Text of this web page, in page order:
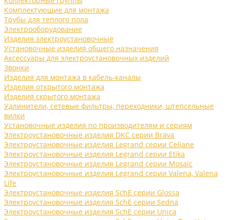
Комплектующие для монтажа
Трубы для теплого пола
Электрооборудование
Изделия электроустановочные
Установочные изделия общего назначения
Аксессуары для электроустановочных изделий
Звонки
Изделия для монтажа в кабель-каналы
Изделия открытого монтажа
Изделия скрытого монтажа
Удлинители, сетевые фильтры, переходники, штепсельные
вилки
Установочные изделия по производителям и сериям
Электроустановочные изделия DKC серии Brava
Электроустановочные изделия Legrand серии Celiane
Электроустановочные изделия Legrand серии Etika
Электроустановочные изделия Legrand серии Mosaic
Электроустановочные изделия Legrand серии Valena, Valena
Life
Электроустановочные изделия SchE серии Glossa
Электроустановочные изделия SchE серии Sedna
Электроустановочные изделия SchE серии Unica